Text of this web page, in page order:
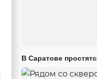
В Саратове